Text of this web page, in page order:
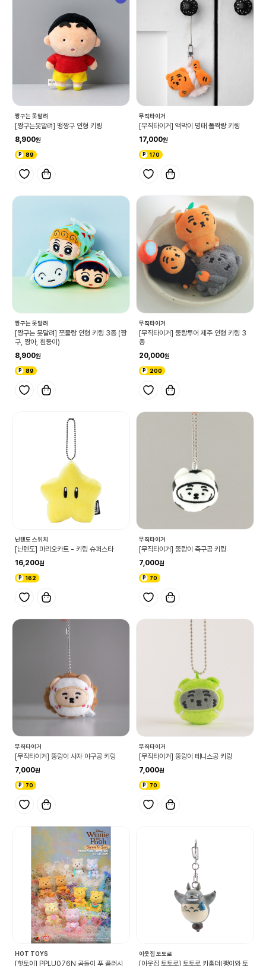
짱구는 못말려
[짱구는못말려] 맹짱구 인형 키링
8,900
89
무직타이거
[무직타이거] 액막이 명태 폴짝랑 키링
17,000
170
짱구는 못말려
[짱구는 못말려] 쪼물랑 인형 키링 3종 (짱
구, 짱아, 흰둥이)
8,900
89
무직타이거
[무직타이거] 뚱랑투어 제주 인형 키링 3
종
20,000
200
닌텐도 스위치
[닌텐도] 마리오카트 - 키링 슈퍼스타
16,200
162
무직타이거
[무직타이거] 뚱랑이 축구공 키링
7,000
70
무직타이거
[무직타이거] 뚱랑이 사자 야구공 키링
7,000
70
무직타이거
[무직타이거] 뚱랑이 테니스공 키링
7,000
70
HOT TOYS
[핫토이] PPLU076N 곰돌이 푸 플러시
이웃집 토토로
[이웃집 토토로] 토토로 키홀더(팽이와 토